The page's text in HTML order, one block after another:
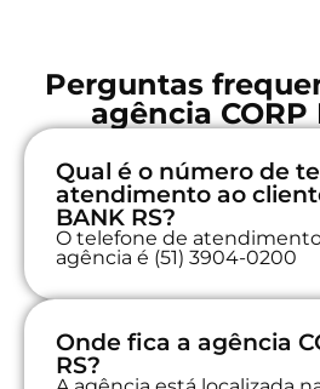
Perguntas
agência CORP
Qual é o número de
atendimento ao
BANK RS?
O telefone de
agência é (51) 3904-0200
Onde fica a agência
RS?